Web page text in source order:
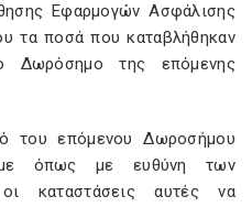
Εφαρμογών Ασφάλισης
τα ποσά που καταβλήθηκαν
Δωρόσημο της επόμενης
του επόμενου Δωροσήμου
όπως με ευθύνη των
καταστάσεις αυτές να